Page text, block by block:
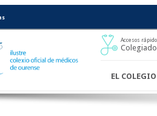
Accesos
EL COLEGIO